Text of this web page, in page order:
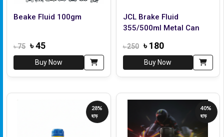
Beake Fluid 100gm
৳ 75 ৳ 45
Buy Now
JCL Brake Fluid
355/500ml Metal Can
৳ 250 ৳ 180
Buy Now
28%
ছাড়
40%
ছাড়